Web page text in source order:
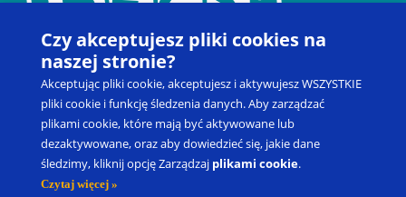
Kontakt Zapisz się na szkolenie Produkty
Moje konto Prawo do odstąpienia od umowy
Czy akceptujesz pliki cookies na
naszej stronie?
Akceptując pliki cookie, akceptujesz i aktywujesz WSZYSTKIE
pliki cookie i funkcję śledzenia danych. Aby zarządzać
plikami cookie, które mają być aktywowane lub
dezaktywowane, oraz aby dowiedzieć się, jakie dane
śledzimy, kliknij opcję Zarządzaj plikami cookie.
Czytaj więcej »